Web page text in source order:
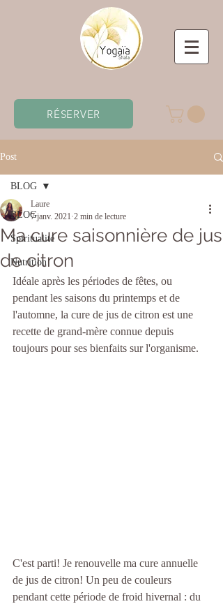
RÉSERVER
Post
BLOG
Spiritualité
Nutrition
BLOG
Ma cure saisonnière de jus
de citron
Laure
7 janv. 2021 2 min de lecture
Idéale après les périodes de fêtes, ou
pendant les saisons du printemps et de
l'automne, la cure de jus de citron est une
recette de grand-mère connue depuis
toujours pour ses bienfaits sur l'organisme.
C'est parti! Je renouvelle ma cure annuelle
de jus de citron! Un peu de couleurs
pendant cette période de froid hivernal : du